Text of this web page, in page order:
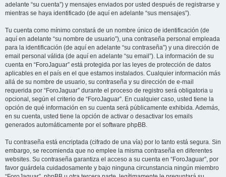
adelante “su cuenta”) y mensajes enviados por usted después de registrarse y
mientras se haya identificado (de aquí en adelante “sus mensajes”).
Tu cuenta como mínimo constará de un nombre único de identificación (de
aquí en adelante “su nombre de usuario”), una contraseña personal empleada
para la identificación (de aquí en adelante “su contraseña”) y una dirección de
email personal válida (de aquí en adelante “su email”). La información de su
cuenta en “ForoJaguar” está protegida por las leyes de protección de datos
aplicables en el país en el que estamos instalados. Cualquier información más
allá de su nombre de usuario, su contraseña y su dirección de e-mail
requerida por “ForoJaguar” durante el proceso de registro será obligatoria u
opcional, según el criterio de “ForoJaguar”. En cualquier caso, usted tiene la
opción de qué información en su cuenta será públicamente exhibida. Además,
en su cuenta, usted tiene la opción de activar o desactivar los emails
generados automáticamente por el software phpBB.
Tu contraseña está encriptada (cifrado de una vía) por lo tanto está segura. Sin
embargo, se recomienda que no emplee la misma contraseña en diferentes
websites. Su contraseña garantiza el acceso a su cuenta en “ForoJaguar”, por
favor guárdela cuidadosamente y bajo ninguna circunstancia ningún miembro